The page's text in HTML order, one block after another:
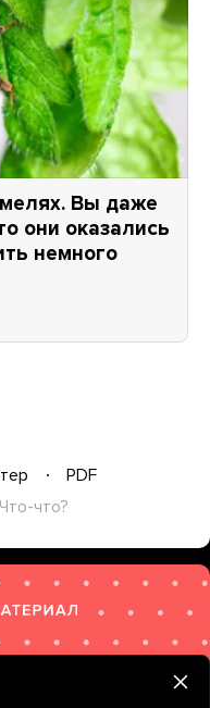
Вы даже
они оказались
немного
PDF
Что-что?